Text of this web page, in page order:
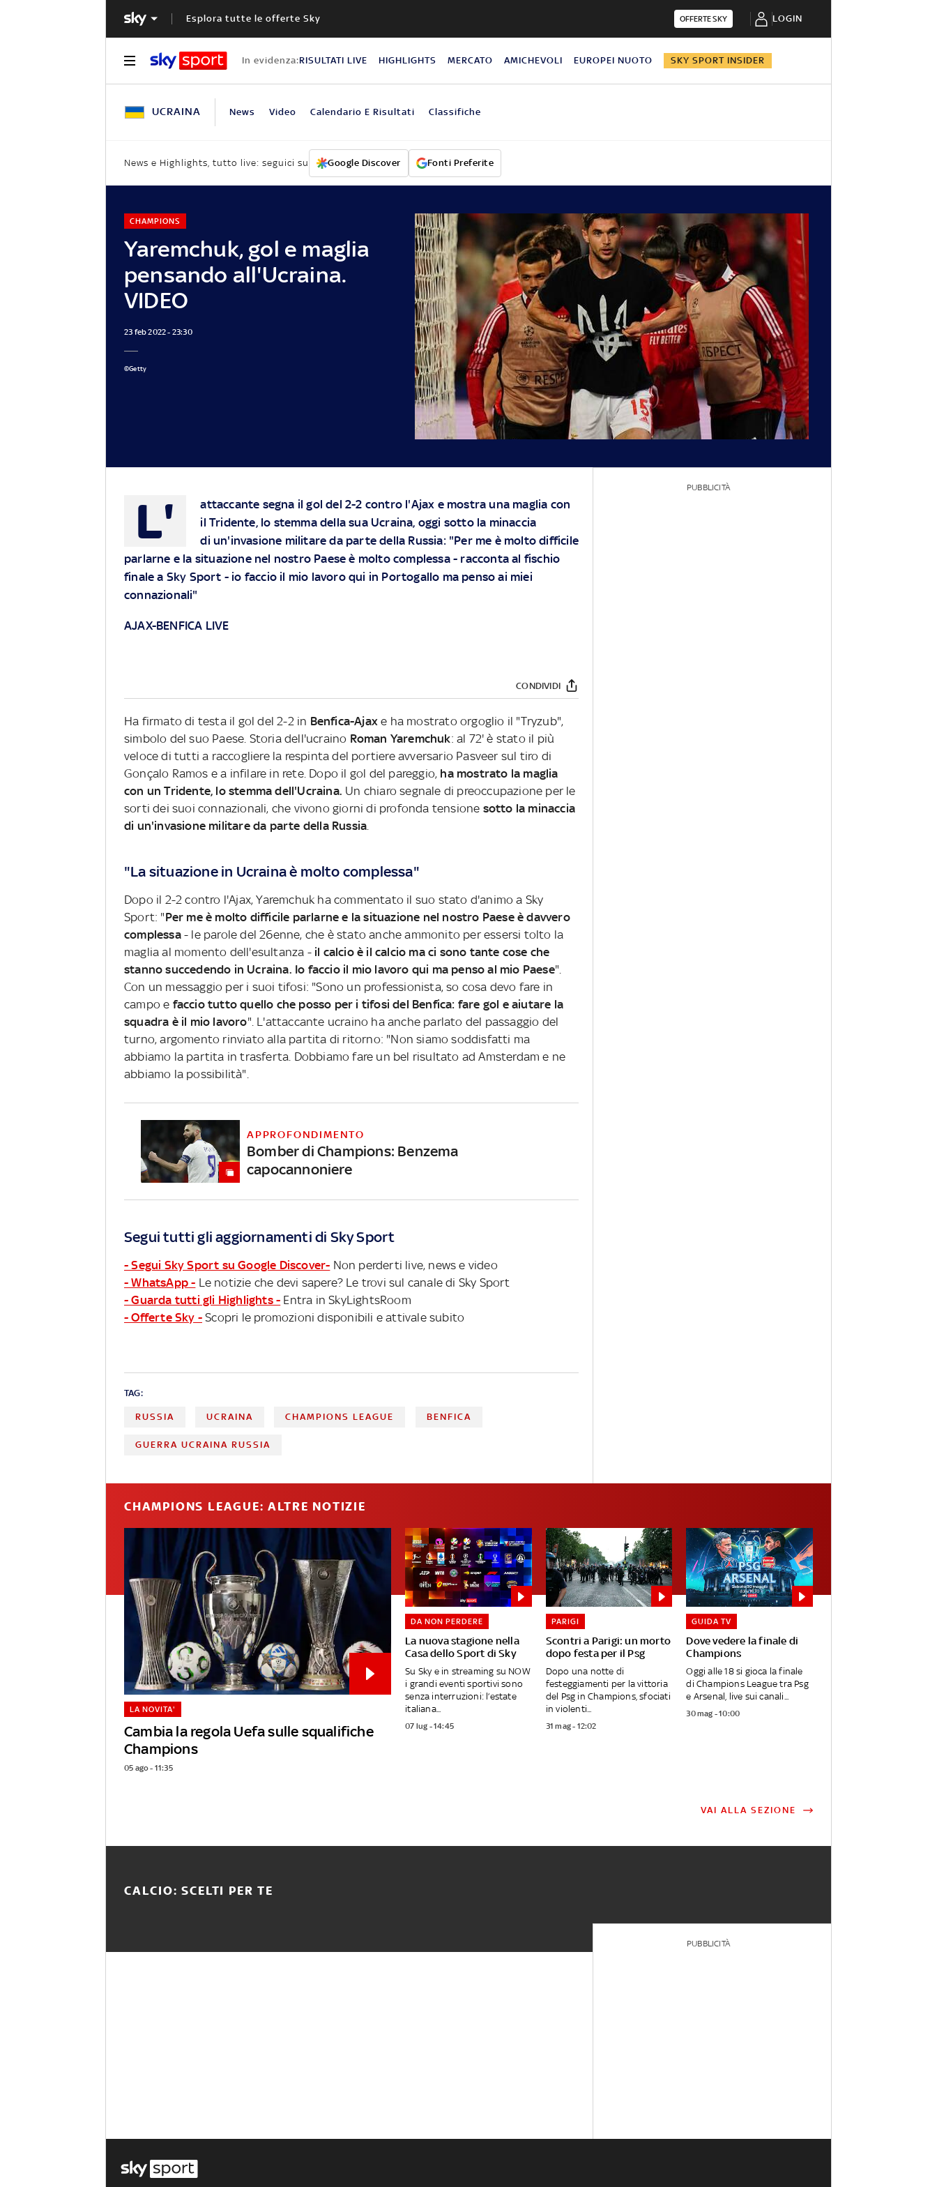
Esplora tutte le offerte Sky OFFERTE SKY LOGIN
In evidenza:RISULTATI LIVE HIGHLIGHTS MERCATO AMICHEVOLI EUROPEI NUOTO SKY SPORT INSIDER
UCRAINA News Video Calendario E Risultati Classifiche
News e Highlights, tutto live: seguici su Google Discover Fonti Preferite
Yaremchuk, gol e maglia
pensando all'Ucraina.
VIDEO
CHAMPIONS
23 feb 2022 - 23:30
©Getty
L'
attaccante segna il gol del 2-2 contro l'Ajax e mostra una maglia con
il Tridente, lo stemma della sua Ucraina, oggi sotto la minaccia
di un'invasione militare da parte della Russia: "Per me è molto difficile
parlarne e la situazione nel nostro Paese è molto complessa - racconta al fischio
finale a Sky Sport - io faccio il mio lavoro qui in Portogallo ma penso ai miei
connazionali"
AJAX-BENFICA LIVE
CONDIVIDI
Ha firmato di testa il gol del 2-2 in Benfica-Ajax e ha mostrato orgoglio il "Tryzub",
simbolo del suo Paese. Storia dell'ucraino Roman Yaremchuk: al 72' è stato il più
veloce di tutti a raccogliere la respinta del portiere avversario Pasveer sul tiro di
Gonçalo Ramos e a infilare in rete. Dopo il gol del pareggio, ha mostrato la maglia
con un Tridente, lo stemma dell'Ucraina. Un chiaro segnale di preoccupazione per le
sorti dei suoi connazionali, che vivono giorni di profonda tensione sotto la minaccia
di un'invasione militare da parte della Russia.
"La situazione in Ucraina è molto complessa"
Dopo il 2-2 contro l'Ajax, Yaremchuk ha commentato il suo stato d'animo a Sky
Sport: "Per me è molto difficile parlarne e la situazione nel nostro Paese è davvero
complessa - le parole del 26enne, che è stato anche ammonito per essersi tolto la
maglia al momento dell'esultanza -il calcio è il calcio ma ci sono tante cose che
stanno succedendo in Ucraina. Io faccio il mio lavoro qui ma penso al mio Paese".
Con un messaggio per i suoi tifosi: "Sono un professionista, so cosa devo fare in
campo e faccio tutto quello che posso per i tifosi del Benfica: fare gol e aiutare la
squadra è il mio lavoro". L'attaccante ucraino ha anche parlato del passaggio del
turno, argomento rinviato alla partita di ritorno: "Non siamo soddisfatti ma
abbiamo la partita in trasferta. Dobbiamo fare un bel risultato ad Amsterdam e ne
abbiamo la possibilità".
APPROFONDIMENTO
Bomber di Champions: Benzema
capocannoniere
Segui tutti gli aggiornamenti di Sky Sport
- Segui Sky Sport su Google Discover- Non perderti live, news e video
- WhatsApp - Le notizie che devi sapere? Le trovi sul canale di Sky Sport
- Guarda tutti gli Highlights - Entra in SkyLightsRoom
- Offerte Sky - Scopri le promozioni disponibili e attivale subito
TAG:
RUSSIA UCRAINA CHAMPIONS LEAGUE BENFICA
GUERRA UCRAINA RUSSIA
PUBBLICITÀ
CHAMPIONS LEAGUE: ALTRE NOTIZIE
Cambia la regola Uefa sulle squalifiche
Champions
LA NOVITA'
05 ago - 11:35
La nuova stagione nella
Casa dello Sport di Sky
DA NON PERDERE
Su Sky e in streaming su NOW
i grandi eventi sportivi sono
senza interruzioni: l’estate
italiana...
07 lug - 14:45
Scontri a Parigi: un morto
dopo festa per il Psg
PARIGI
Dopo una notte di
festeggiamenti per la vittoria
del Psg in Champions, sfociati
in violenti...
31 mag - 12:02
Dove vedere la finale di
Champions
GUIDA TV
Oggi alle 18 si gioca la finale
di Champions League tra Psg
e Arsenal, live sui canali...
30 mag - 10:00
VAI ALLA SEZIONE
CALCIO: SCELTI PER TE
PUBBLICITÀ